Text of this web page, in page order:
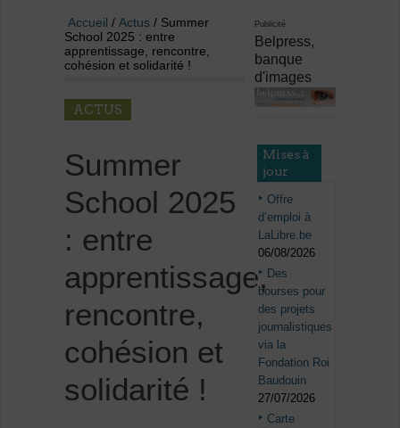
Accueil / Actus/ Summer
School 2025 : entre
apprentissage, rencontre,
cohésion et solidarité !
ACTUS
Summer
School 2025
: entre
apprentissage,
rencontre,
cohésion et
solidarité !
Publicité
Belpress,
banque
d'images
Mises à
jour
Offre
d’emploi à
LaLibre.be
06/08/2026
Des
bourses pour
des projets
journalistiques
via la
Fondation Roi
Baudouin
27/07/2026
Carte